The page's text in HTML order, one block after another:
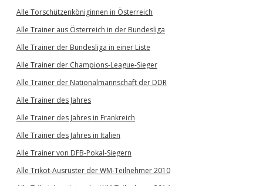
Alle Torschützenköniginnen in Österreich
Alle Trainer aus Österreich in der Bundesliga
Alle Trainer der Bundesliga in einer Liste
Alle Trainer der Champions-League-Sieger
Alle Trainer der Nationalmannschaft der DDR
Alle Trainer des Jahres
Alle Trainer des Jahres in Frankreich
Alle Trainer des Jahres in Italien
Alle Trainer von DFB-Pokal-Siegern
Alle Trikot-Ausrüster der WM-Teilnehmer 2010